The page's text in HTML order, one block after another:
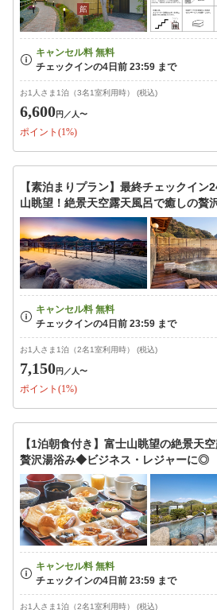
お1人さま1泊（3名1室利用時） (税込)
6,600円 ／人〜
ポイント(1%)
【素泊まりプラン】最終チェックイン
山眺望！絶景天空露天風呂で癒しの贅
お1人さま1泊（2名1室利用時） (税込)
7,150円 ／人〜
ポイント(1%)
【1泊朝食付き】富士山眺望の絶景天
贅沢湯浴み◆ビジネス・レジャーに◎
お1人さま1泊（2名1室利用時） (税込)